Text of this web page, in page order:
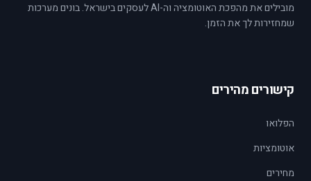
מובילים את מהפכת האוטומציה וה-AI לעסקים בישראל. בונים מערכות
שמחזירות לך את הזמן.
קישורים מהירים
הפלואו
אוטומציות
מחירים